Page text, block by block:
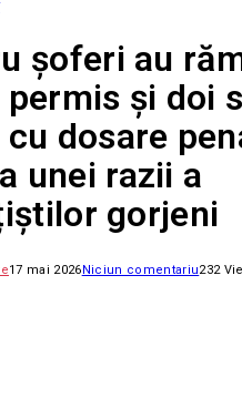
șoferi au
și doi
cu dosare
unei razii a
gorjeni
17 mai 2026Niciun comentariu232